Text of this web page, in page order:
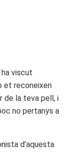
ha viscut
et reconeixen
de la teva pell, i
no pertanys a
d’aquesta